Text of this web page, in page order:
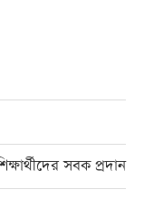
সবক প্রদান